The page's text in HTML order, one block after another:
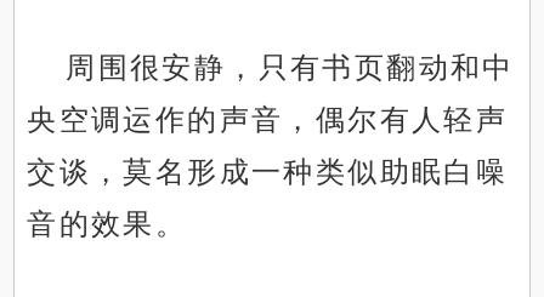
周围很安静，只有书页翻动和中
央空调运作的声音，偶尔有人轻声
交谈，莫名形成一种类似助眠白噪
音的效果。